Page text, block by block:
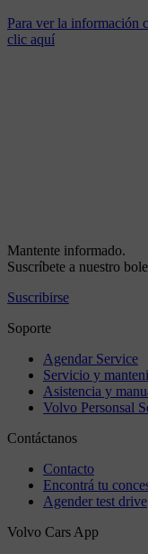
Para ver la información
clic aquí